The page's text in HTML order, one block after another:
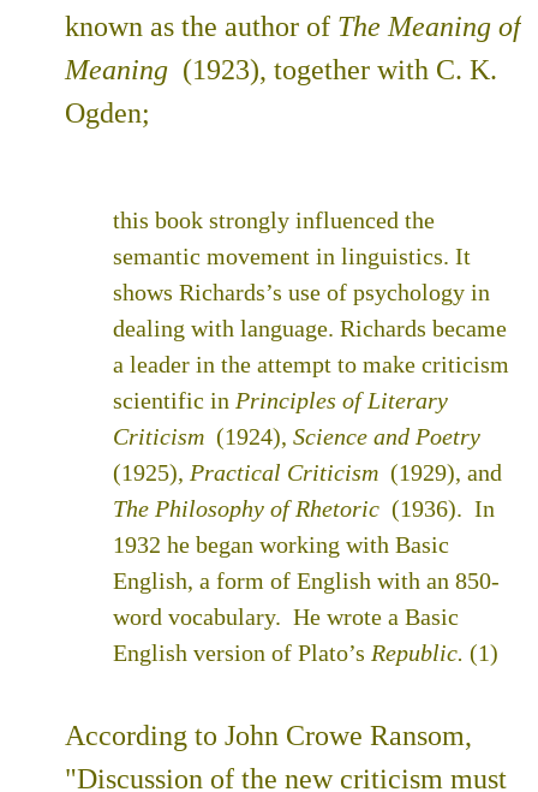
known as the author of The Meaning of
Meaning (1923), together with C. K.
Ogden;
this book strongly influenced the
semantic movement in linguistics. It
shows Richards’s use of psychology in
dealing with language. Richards became
a leader in the attempt to make criticism
scientific in Principles of Literary
Criticism (1924), Science and Poetry
(1925), Practical Criticism (1929), and
The Philosophy of Rhetoric (1936). In
1932 he began working with Basic
English, a form of English with an 850-
word vocabulary. He wrote a Basic
English version of Plato’s Republic. (1)
According to John Crowe Ransom,
"Discussion of the new criticism must